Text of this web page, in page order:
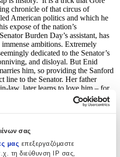
σας
μας επεξεργαζόμαστε
τη διεύθυνση IP σας,
chronicle of that circus of
American politics and which he
expose of the nation’s
Burden Day’s assistant, has
ambitions. Extremely
dedicated to the Senator’s
and disloyal. But Enid
him, so providing the Sanford
line to the Senator. Her father
law, later learns to love him – for
this tale of lust and ambition set in
the late 1930s to Jo McCarthy’s
the seamy, sleazy side of
of blackmail, betrayal, sexual
– or, in a word, politics.